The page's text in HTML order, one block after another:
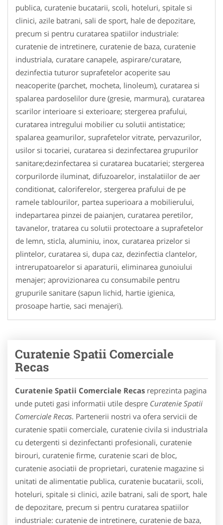
publica, curatenie bucatarii, scoli, hoteluri, spitale si
clinici, azile batrani, sali de sport, hale de depozitare,
precum si pentru curatarea spatiilor industriale:
curatenie de intretinere, curatenie de baza, curatenie
industriala, curatare canapele, aspirare/curatare,
dezinfectia tuturor suprafetelor acoperite sau
neacoperite (parchet, mocheta, linoleum), curatarea si
spalarea pardoselilor dure (gresie, marmura), curatarea
scarilor interioare si exterioare; stergerea prafului,
curatarea intregului mobilier cu solutii antistatice;
spalarea geamurilor, suprafetelor vitrate, pervazurilor,
usilor si tocariei, curatarea si dezinfectarea grupurilor
sanitare;dezinfectarea si curatarea bucatariei; stergerea
corpurilorde iluminat, difuzoarelor, instalatiilor de aer
conditionat, caloriferelor, stergerea prafului de pe
ramele tablourilor, partea superioara a mobilierului,
indepartarea pinzei de paianjen, curatarea peretilor,
tavanelor, tratarea cu solutii protectoare a suprafetelor
de lemn, sticla, aluminiu, inox, curatarea prizelor si
plintelor, curatarea si, dupa caz, dezinfectia clantelor,
intrerupatoarelor si aparaturii, eliminarea gunoiului
menajer; aprovizionarea cu consumabile pentru
grupurile sanitare (sapun lichid, hartie igienica,
prosoape hartie, saci menajeri).
Curatenie Spatii Comerciale
Recas
Curatenie Spatii Comerciale Recas reprezinta pagina
unde puteti gasi informatii utile despre Curatenie Spatii
Comerciale Recas. Partenerii nostri va ofera servicii de
curatenie spatii comerciale, curatenie civila si industriala
cu detergenti si dezinfectanti profesionali, curatenie
birouri, curatenie firme, curatenie scari de bloc,
curatenie asociatii de proprietari, curatenie magazine si
unitati de alimentatie publica, curatenie bucatarii, scoli,
hoteluri, spitale si clinici, azile batrani, sali de sport, hale
de depozitare, precum si pentru curatarea spatiilor
industriale: curatenie de intretinere, curatenie de baza,